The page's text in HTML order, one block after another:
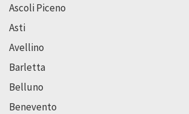
Ascoli Piceno
Asti
Avellino
Barletta
Belluno
Benevento